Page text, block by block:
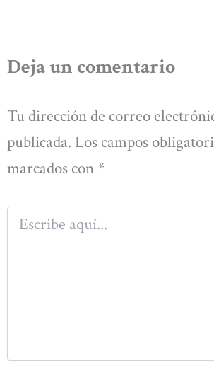
Deja un comentario
Tu dirección de correo
publicada. Los campos
marcados con *
Escribe
aquí...